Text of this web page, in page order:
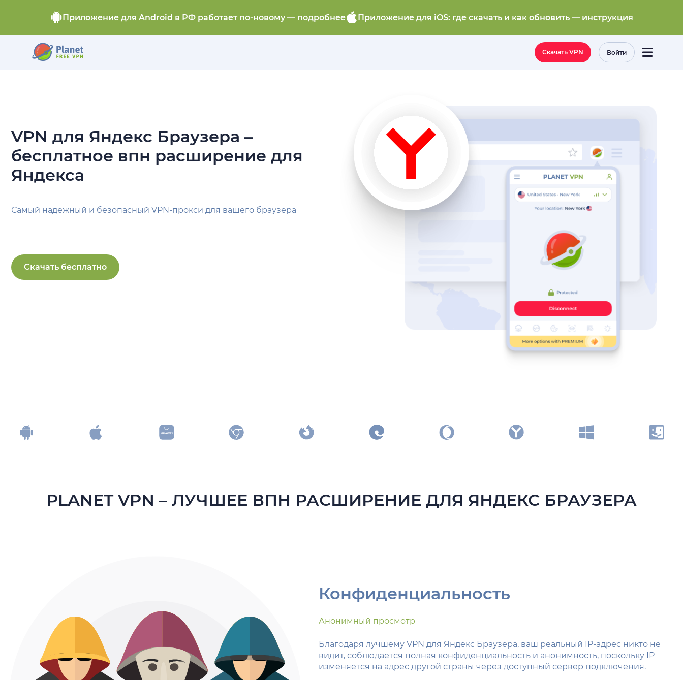
Приложение для Android в РФ работает по-новому — подробнее Приложение для iOS: где скачать и как обновить — инструкция
Скачать VPN Войти
VPN для Яндекс Браузера –
бесплатное впн расширение для
Яндекса
Скачать бесплатно
Самый надежный и безопасный VPN-прокси для вашего браузера
PLANET VPN – ЛУЧШЕЕ ВПН РАСШИРЕНИЕ ДЛЯ ЯНДЕКС БРАУЗЕРА
Конфиденциальность
Анонимный просмотр
Благодаря лучшему VPN для Яндекс Браузера, ваш реальный IP-адрес никто не
видит, соблюдается полная конфиденциальность и анонимность, поскольку IP
изменяется на адрес другой страны через доступный сервер подключения.